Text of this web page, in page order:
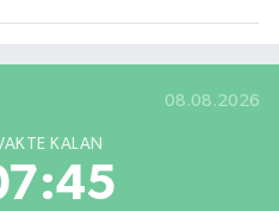
08.08.2026
KALAN